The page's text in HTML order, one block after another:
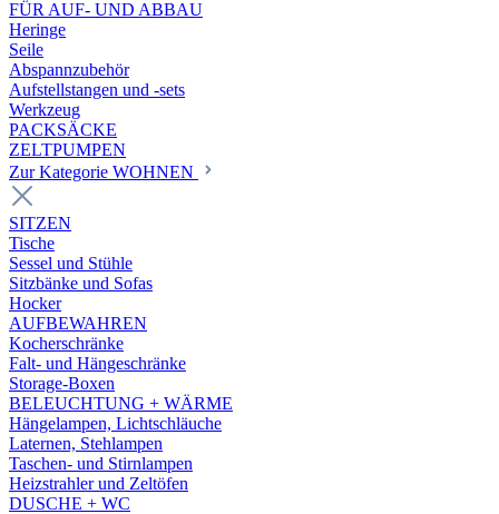
FÜR AUF- UND ABBAU
Heringe
Seile
Abspannzubehör
Aufstellstangen und -sets
Werkzeug
PACKSÄCKE
ZELTPUMPEN
Zur Kategorie WOHNEN
SITZEN
Tische
Sessel und Stühle
Sitzbänke und Sofas
Hocker
AUFBEWAHREN
Kocherschränke
Falt- und Hängeschränke
Storage-Boxen
BELEUCHTUNG + WÄRME
Hängelampen, Lichtschläuche
Laternen, Stehlampen
Taschen- und Stirnlampen
Heizstrahler und Zeltöfen
DUSCHE + WC